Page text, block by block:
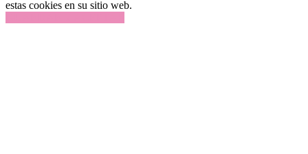
estas cookies en su sitio web.